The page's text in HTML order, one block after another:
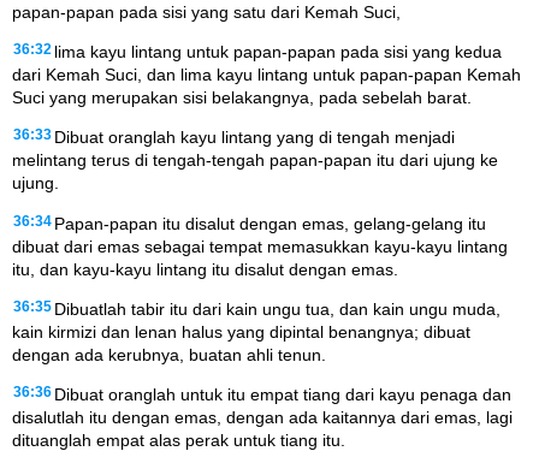
papan-papan pada sisi yang satu dari Kemah Suci,
36:32 lima kayu lintang untuk papan-papan pada sisi yang kedua
dari Kemah Suci, dan lima kayu lintang untuk papan-papan Kemah
Suci yang merupakan sisi belakangnya, pada sebelah barat.
36:33 Dibuat oranglah kayu lintang yang di tengah menjadi
melintang terus di tengah-tengah papan-papan itu dari ujung ke
ujung.
36:34 Papan-papan itu disalut dengan emas, gelang-gelang itu
dibuat dari emas sebagai tempat memasukkan kayu-kayu lintang
itu, dan kayu-kayu lintang itu disalut dengan emas.
36:35 Dibuatlah tabir itu dari kain ungu tua, dan kain ungu muda,
kain kirmizi dan lenan halus yang dipintal benangnya; dibuat
dengan ada kerubnya, buatan ahli tenun.
36:36 Dibuat oranglah untuk itu empat tiang dari kayu penaga dan
disalutlah itu dengan emas, dengan ada kaitannya dari emas, lagi
dituanglah empat alas perak untuk tiang itu.